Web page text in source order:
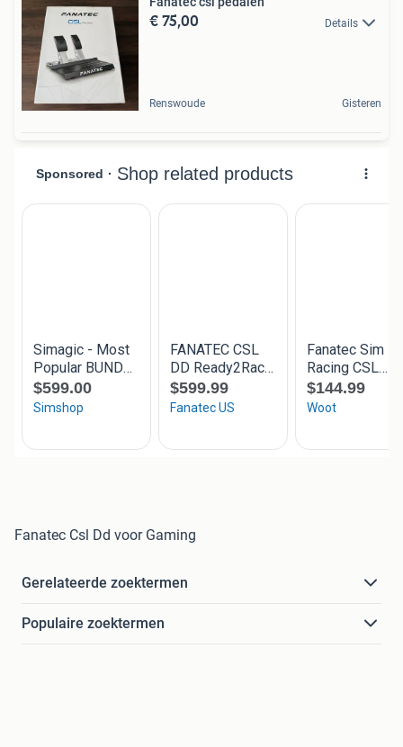
€ 75,00 Details
Renswoude Gisteren
Fanatec Csl Dd voor Gaming
Gerelateerde zoektermen
Populaire zoektermen